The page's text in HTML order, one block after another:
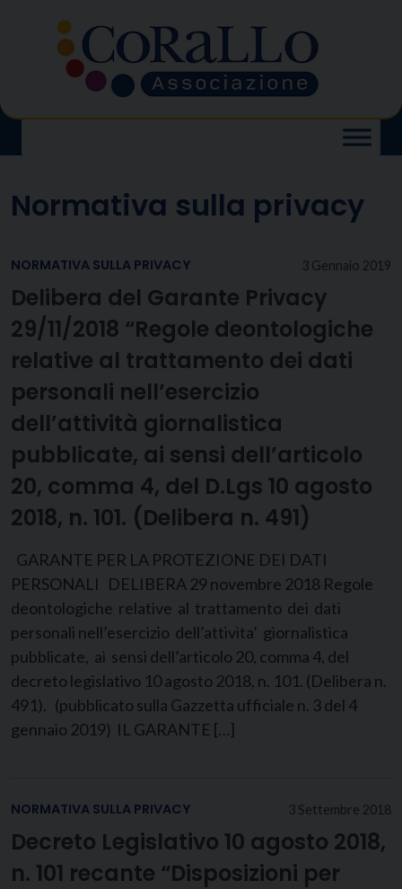
content
Normativa sulla privacy
3 Gennaio 2019
NORMATIVA SULLA PRIVACY
Delibera del Garante Privacy
29/11/2018 “Regole deontologiche
relative al trattamento dei dati
personali nell’esercizio
dell’attività giornalistica
pubblicate, ai sensi dell’articolo
20, comma 4, del D.Lgs 10 agosto
2018, n. 101. (Delibera n. 491)
GARANTE PER LA PROTEZIONE DEI DATI
PERSONALI DELIBERA 29 novembre 2018 Regole
deontologiche relative al trattamento dei dati
personali nell’esercizio dell’attivita’ giornalistica
pubblicate, ai sensi dell’articolo 20, comma 4, del
decreto legislativo 10 agosto 2018, n. 101. (Delibera n.
491). (pubblicato sulla Gazzetta ufficiale n. 3 del 4
gennaio 2019) IL GARANTE […]
3 Settembre 2018
NORMATIVA SULLA PRIVACY
Decreto Legislativo 10 agosto 2018,
n. 101 recante “Disposizioni per